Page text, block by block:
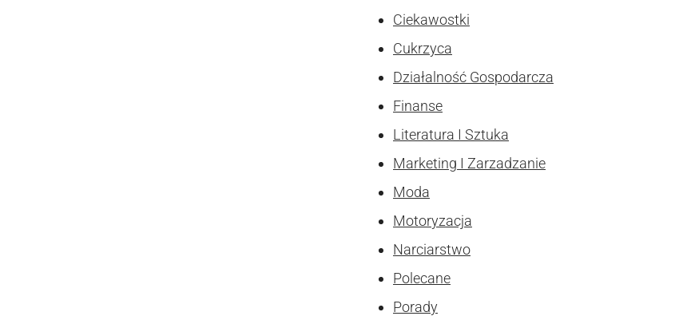
Ciekawostki
Cukrzyca
Działalność Gospodarcza
Finanse
Literatura I Sztuka
Marketing I Zarzadzanie
Moda
Motoryzacja
Narciarstwo
Polecane
Porady